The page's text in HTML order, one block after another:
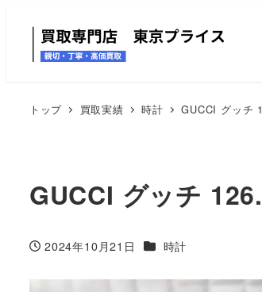
トップ 買取実績 時計 GUCCI グッチ
GUCCI グッチ
投稿日
2024年10月21日 カテゴリー
時計